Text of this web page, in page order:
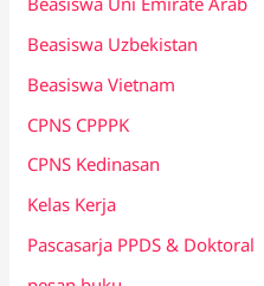
Beasiswa Uzbekistan
Beasiswa Vietnam
CPNS CPPPK
CPNS Kedinasan
Kelas Kerja
Pascasarja PPDS & Doktoral